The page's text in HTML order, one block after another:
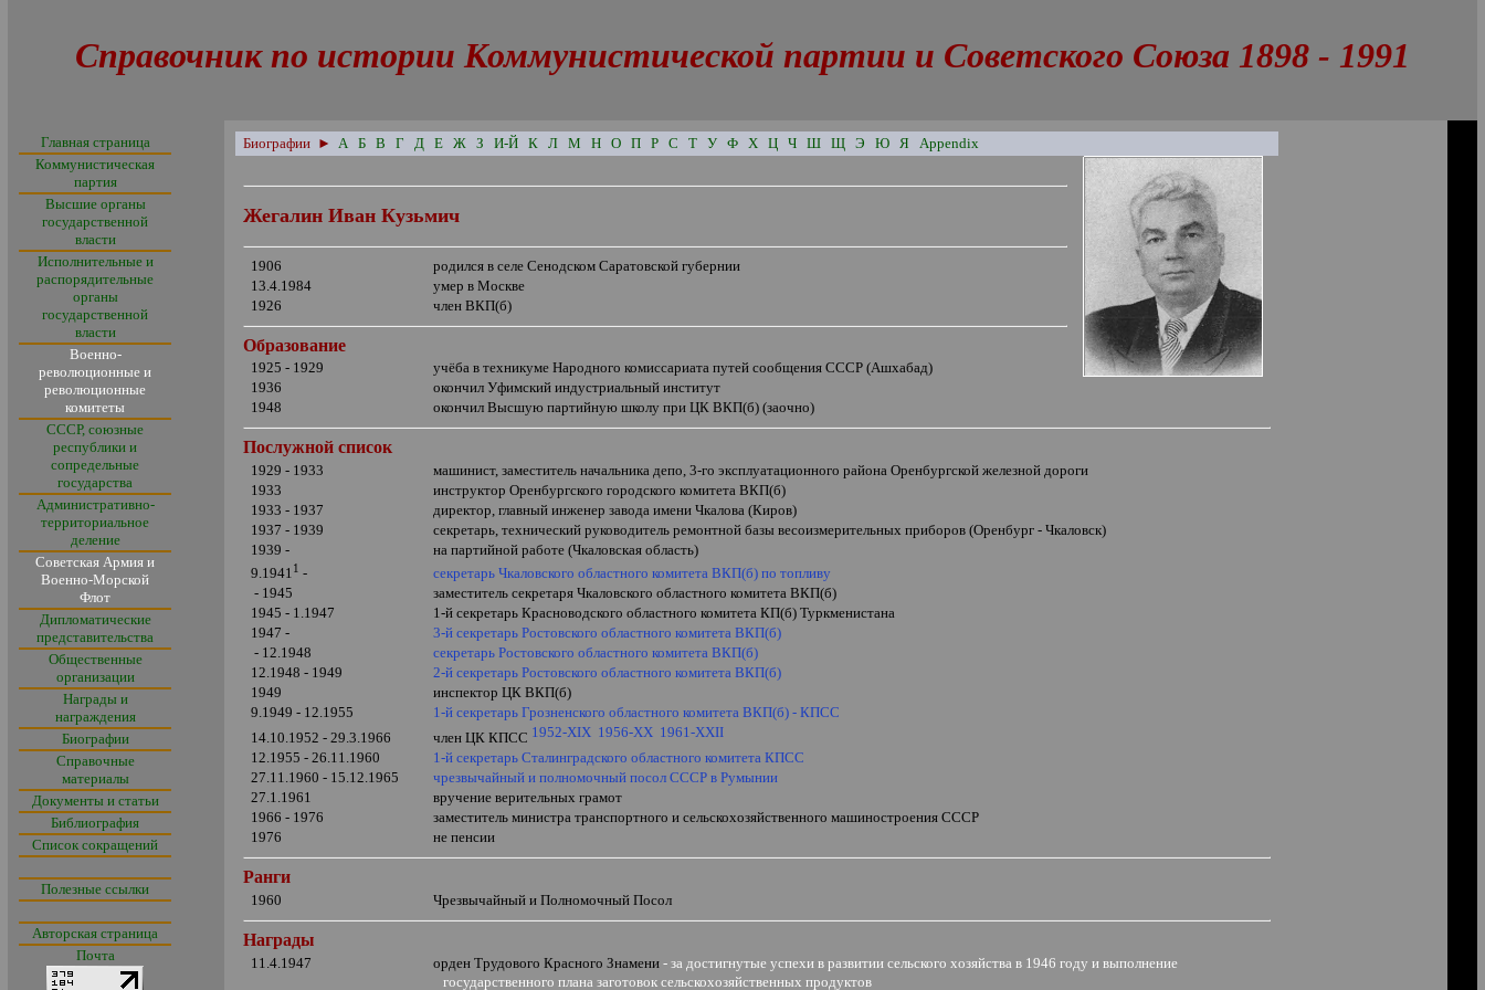
Справочник по истории Коммунистической партии и Советского Союза 1898 - 1991
Главная страница
Коммунистическая
партия
Высшие органы
государственной
власти
Исполнительные и
распорядительные
органы
государственной
власти
Военно-
революционные и
революционные
комитеты
СССР, союзные
республики и
сопредельные
государства
Административно-
территориальное
деление
Советская Армия и
Военно-Морской
Флот
Дипломатические
представительства
Общественные
организации
Награды и
награждения
Биографии
Справочные
материалы
Документы и статьи
Библиография
Список сокращений
Полезные ссылки
Авторская страница
Почта
Биографии ► А Б В Г Д Е Ж З И-Й К Л М Н О П Р С Т У Ф Х Ц Ч Ш Щ Э Ю Я Appendix
Жегалин Иван Кузьмич
1906
родился в селе Сенодском Саратовской губернии
13.4.1984
умер в Москве
1926
член ВКП(б)
Образование
1925 - 1929
учёба в техникуме Народного комиссариата путей сообщения СССР (Ашхабад)
1936
окончил Уфимский индустриальный институт
1948
окончилВысшую партийную школу при ЦК ВКП(б) (заочно)
Послужной список
1929 - 1933
машинист, заместитель начальника депо, 3-го эксплуатационного района Оренбургской железной дороги
1933
инструктор Оренбургского городского комитета ВКП(б)
1933 - 1937
директор, главный инженер завода имени Чкалова (Киров)
1937 - 1939
секретарь, технический руководитель ремонтной базы весоизмерительных приборов (Оренбург - Чкаловск)
1939 -
на партийной работе (Чкаловская область)
9.19411 -
секретарь Чкаловского областного комитета ВКП(б) по топливу
- 1945
заместитель секретаря Чкаловского областного комитета ВКП(б)
1945 - 1.1947
1-й секретарь Красноводского областного комитета КП(б)Туркменистана
1947 -
3-й секретарь Ростовского областного комитета ВКП(б)
- 12.1948
секретарь Ростовского областного комитета ВКП(б)
12.1948 - 1949
2-й секретарь Ростовского областного комитета ВКП(б)
1949
инспектор ЦК ВКП(б)
9.1949 - 12.1955
1-й секретарь Грозненского областного комитета ВКП(б) - КПСС
14.10.1952 - 29.3.1966 член ЦК КПСС 1952-XIX 1956-XX 1961-XXII
12.1955 - 26.11.1960
1-й секретарь Сталинградского областного комитета КПСС
27.11.1960 - 15.12.1965
чрезвычайный и полномочный посол СССР в Румынии
27.1.1961
вручение верительных грамот
1966 - 1976
заместитель министра транспортного и сельскохозяйственного машиностроения СССР
1976
не пенсии
Ранги
1960 Чрезвычайный и Полномочный Посол
Награды
11.4.1947 орден Трудового Красного Знамени- за достигнутые успехи в развитии сельского хозяйства в 1946 году и выполнение
государственного плана заготовок сельскохозяйственных продуктов